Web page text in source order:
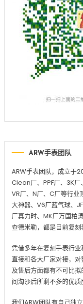
ARW手表团队
ARW手表团队，成立于
Clean厂、PPF厂、3K厂
VR厂、N厂、C厂等行业
大神器、V6厂蓝气球、
厂真力时、MK厂万国柏
查德米勒，都是目前复刻
凭借多年在复刻手表行
直接和各大厂家对接，
及售后方面都有不可比
间淘沙后所剩不多的优质